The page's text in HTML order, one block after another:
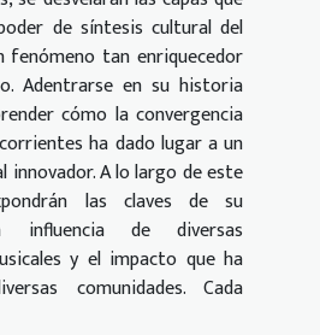
de síntesis cultural del
fenómeno tan enriquecedor
Adentrarse en su historia
cómo la convergencia
ha dado lugar a un
innovador. A lo largo de este
las claves de su
influencia de diversas
y el impacto que ha
comunidades. Cada